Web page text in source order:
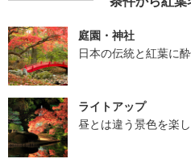
庭園・神社
日本の伝統と紅葉に
ライトアップ
昼とは違う景色を楽